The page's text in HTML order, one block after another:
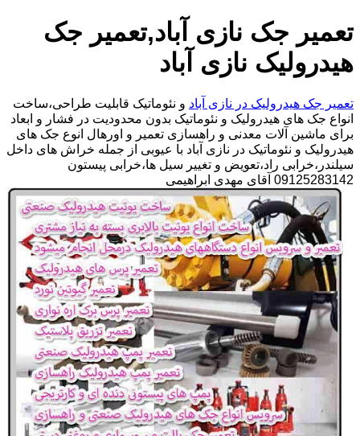
تعمیر جک نازی آباد,تعمیر جک
هیدرولیک نازی آباد
تعمیر جک هیدرولیک در نازی آباد و نئوماتیک قابلیت طراحی،ساخت
انواع جک های هیدرولیک و نئوماتیک بدون محدودیت در فشار و ابعاد
برای ماشین آلات معدنی و راهسازی تعمیر و اورهال انوع جک های
هیدرولیک و نئوماتیک در نازی آباد با عیوبی از جمله خراش های داخل
سیلندر،خرابی راد،تعویض و تغییر سیل ها،خرابی پیستون
09125283142 آقای مهدی ابراهیمی